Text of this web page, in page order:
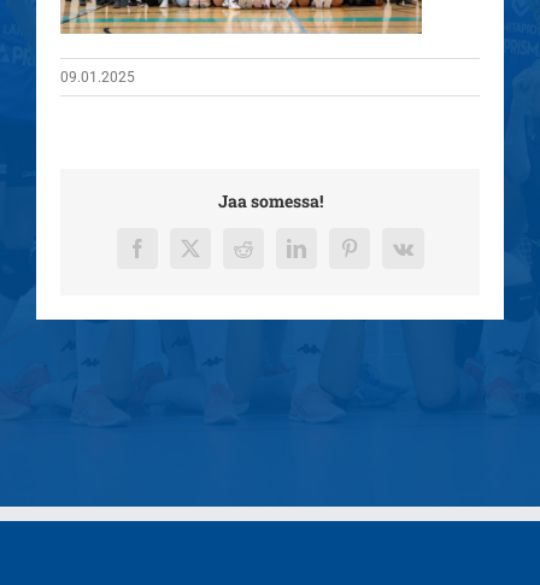
09.01.2025
Jaa somessa!
Facebook
X RedditLinkedInPinterest
Vk